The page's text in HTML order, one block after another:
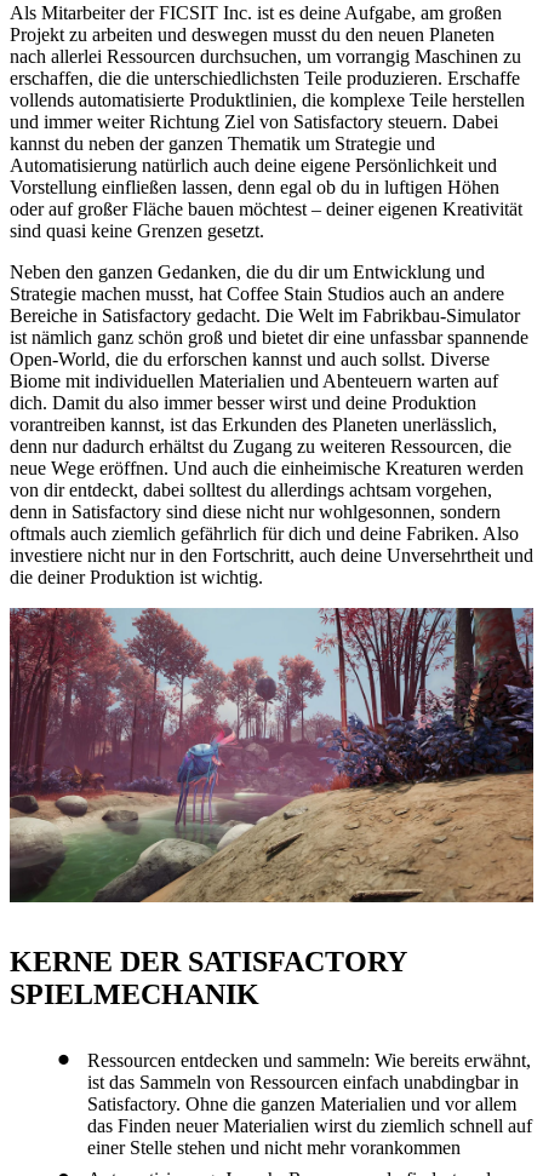
Als Mitarbeiter der FICSIT Inc. ist es deine Aufgabe, am großen
Projekt zu arbeiten und deswegen musst du den neuen Planeten
nach allerlei Ressourcen durchsuchen, um vorrangig Maschinen zu
erschaffen, die die unterschiedlichsten Teile produzieren. Erschaffe
vollends automatisierte Produktlinien, die komplexe Teile herstellen
und immer weiter Richtung Ziel von Satisfactory steuern. Dabei
kannst du neben der ganzen Thematik um Strategie und
Automatisierung natürlich auch deine eigene Persönlichkeit und
Vorstellung einfließen lassen, denn egal ob du in luftigen Höhen
oder auf großer Fläche bauen möchtest – deiner eigenen Kreativität
sind quasi keine Grenzen gesetzt.
Neben den ganzen Gedanken, die du dir um Entwicklung und
Strategie machen musst, hat Coffee Stain Studios auch an andere
Bereiche in Satisfactory gedacht. Die Welt im Fabrikbau-Simulator
ist nämlich ganz schön groß und bietet dir eine unfassbar spannende
Open-World, die du erforschen kannst und auch sollst. Diverse
Biome mit individuellen Materialien und Abenteuern warten auf
dich. Damit du also immer besser wirst und deine Produktion
vorantreiben kannst, ist das Erkunden des Planeten unerlässlich,
denn nur dadurch erhältst du Zugang zu weiteren Ressourcen, die
neue Wege eröffnen. Und auch die einheimische Kreaturen werden
von dir entdeckt, dabei solltest du allerdings achtsam vorgehen,
denn in Satisfactory sind diese nicht nur wohlgesonnen, sondern
oftmals auch ziemlich gefährlich für dich und deine Fabriken. Also
investiere nicht nur in den Fortschritt, auch deine Unversehrtheit und
die deiner Produktion ist wichtig.
KERNE DER SATISFACTORY
SPIELMECHANIK
Ressourcen entdecken und sammeln: Wie bereits erwähnt,
ist das Sammeln von Ressourcen einfach unabdingbar in
Satisfactory. Ohne die ganzen Materialien und vor allem
das Finden neuer Materialien wirst du ziemlich schnell auf
einer Stelle stehen und nicht mehr vorankommen